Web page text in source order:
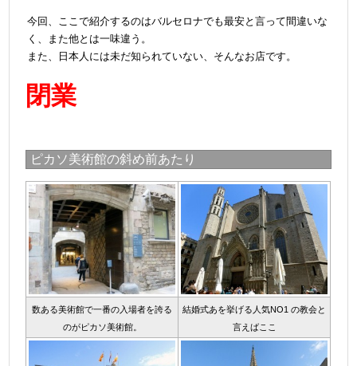
今回、ここで紹介するのはバルセロナでも最安と言って間違いな
く、また他とは一味違う。
また、日本人には未だ知られていない、そんなお店です。
閉業
ピカソ美術館の斜め前あたり
数ある美術館で一番の入場者を誇る
のがピカソ美術館。
結婚式あを挙げる人気NO1 の教会と
言えばここ